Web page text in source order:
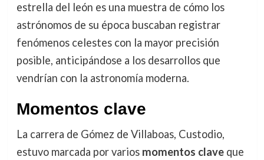
estrella del león es una muestra de cómo los
astrónomos de su época buscaban registrar
fenómenos celestes con la mayor precisión
posible, anticipándose a los desarrollos que
vendrían con la astronomía moderna.
Momentos clave
La carrera de Gómez de Villaboas, Custodio,
estuvo marcada por varios momentos claveque